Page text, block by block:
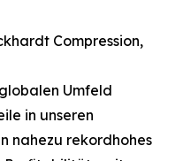
Compression,
Umfeld
in unseren
nahezu rekordhohes